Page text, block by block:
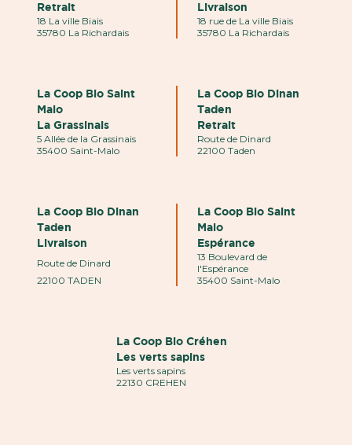
Retrait
18 La ville Biais
35780 La Richardais
Livraison
18 rue de La ville Biais
35780 La Richardais
La Coop Bio Saint
Malo
La Grassinais
5 Allée de la Grassinais
35400 Saint-Malo
La Coop Bio Dinan
Taden
Retrait
Route de Dinard
22100 Taden
La Coop Bio Dinan
Taden
Livraison
Route de Dinard
22100 TADEN
La Coop Bio Saint
Malo
Espérance
13 Boulevard de
l'Espérance
35400 Saint-Malo
La Coop Bio Créhen
Les verts sapins
Les verts sapins
22130 CREHEN